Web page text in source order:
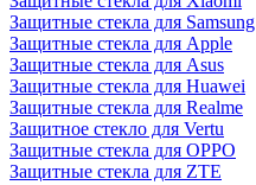
Защитные стекла для Samsung
Защитные стекла для Apple
Защитные стекла для Asus
Защитные стекла для Huawei
Защитные стекла для Realme
Защитное стекло для Vertu
Защитные стекла для OPPO
Защитные стекла для ZTE